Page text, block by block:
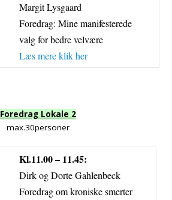
Margit Lysgaard
Foredrag: Mine manifesterede
valg for bedre velvære
Læs mere klik her
Foredrag Lokale 2
max.30personer
Kl.11.00 – 11.45:
Dirk og Dorte Gahlenbeck
Foredrag om kroniske smerter